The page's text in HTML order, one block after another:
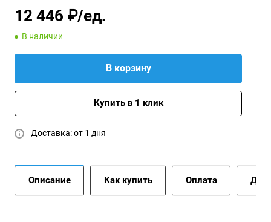
12 446 ₽/ед.
В наличии
В корзину
Купить в 1 клик
Доставка: от 1 дня
Описание Как купить Оплата